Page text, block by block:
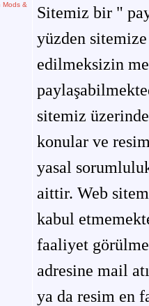
Mods &
Sitemiz bir "
yüzden
edilmeksizin
sitemiz
konular ve
yasal
aittir. Web
kabul
faaliyet
adresine mail
ya da resim en